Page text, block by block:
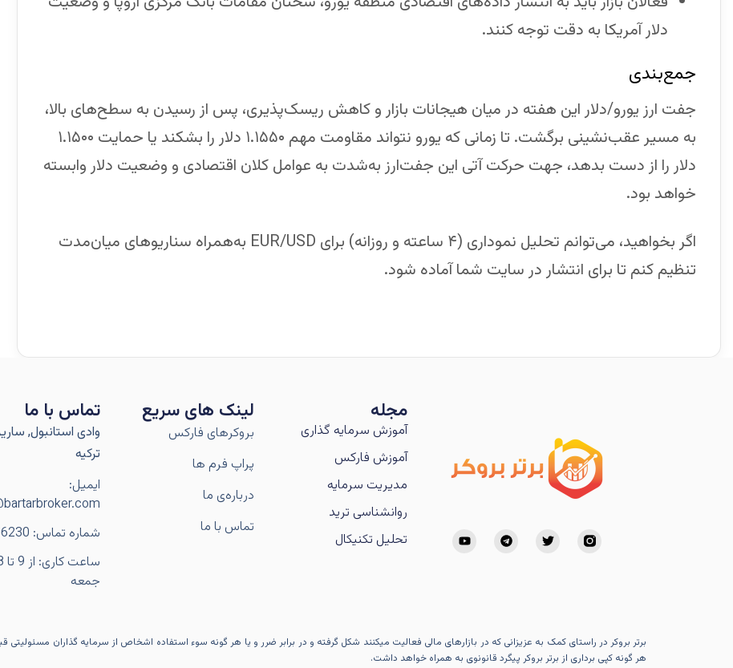
دلار آمریکا به دقت توجه کنند.
جمع‌بندی
جفت ارز یورو/دلار این هفته در میان هیجانات بازار و کاهش ریسک‌پذیری، پس از رسیدن به سطح‌های بالا،
به مسیر عقب‌نشینی برگشت. تا زمانی که یورو نتواند مقاومت مهم ۱.۱۵۵۰ دلار را بشکند یا حمایت ۱.۱۵۰۰
دلار را از دست بدهد، جهت حرکت آتی این جفت‌ارز به‌شدت به عوامل کلان اقتصادی و وضعیت دلار وابسته
خواهد بود.
اگر بخواهید، می‌توانم تحلیل نموداری (۴ ساعته و روزانه) برای EUR/USD به‌همراه سناریوهای میان‌مدت
تنظیم کنم تا برای انتشار در سایت شما آماده شود.
مجله
آموزش سرمایه گذاری
آموزش فارکس
مدیریت سرمایه
روانشناسی ترید
تحلیل تکنیکال
لینک های سریع
بروکرهای فارکس
پراپ فرم ها
درباره‌ی ما
تماس با ما
تماس با ما
وادی استانبول,
ترکیه
ایمیل:
شماره تماس: 989106056230+
جمعه
برتر بروکر در راستای کمک به عزیزانی که در بازارهای مالی فعالیت میکنند شکل گرفته و در برابر ضرر و یا هر گونه سوء استفاده اشخاص از سرمایه گذاران
هر گونه کپی برداری از برتر بروکر پیگرد قانونوی به همراه خواهد داشت.